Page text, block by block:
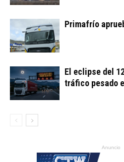
Primafrío
El eclipse del
tráfico pesado
Anuncio